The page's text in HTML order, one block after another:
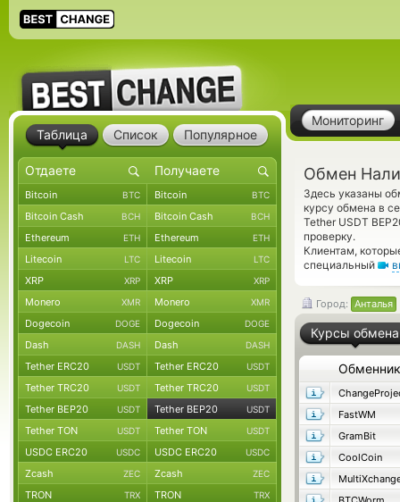
Мониторинг
Обмен
Здесь указаны
курсу обмена в
Tether USDT
проверку.
Клиентам,
специальный
Город: Анталья
Курсы обмена
Обменник
FastWM
GramBit
CoolCoin
Таблица Список Популярное
Bitcoin BTC Bitcoin BTC
Bitcoin Cash BCH Bitcoin Cash BCH
Ethereum ETH Ethereum ETH
Litecoin LTC Litecoin LTC
XRP XRP XRP XRP
Monero XMR Monero XMR
Dogecoin DOGE Dogecoin DOGE
Dash DASH Dash DASH
Tether ERC20 USDT Tether ERC20 USDT
Tether TRC20 USDT Tether TRC20 USDT
Tether BEP20 USDT Tether BEP20 USDT
Tether TON USDT Tether TON USDT
USDC ERC20 USDC USDC ERC20 USDC
Zcash ZEC Zcash ZEC
TRON TRX TRON TRX